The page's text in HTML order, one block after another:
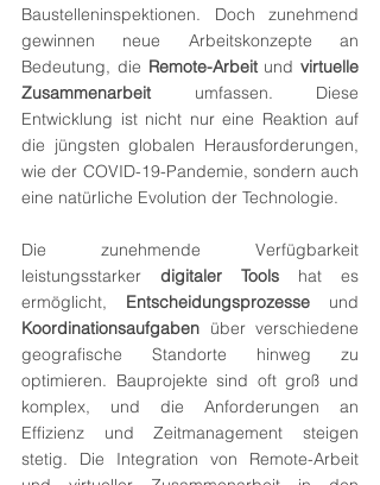
Baustelleninspektionen. Doch zunehmend
gewinnen neue Arbeitskonzepte an
Bedeutung, die Remote-Arbeit und virtuelle
Zusammenarbeit umfassen. Diese
Entwicklung ist nicht nur eine Reaktion auf
die jüngsten globalen Herausforderungen,
wie der COVID-19-Pandemie, sondern auch
eine natürliche Evolution der Technologie.
Die zunehmende Verfügbarkeit
leistungsstarker digitaler Tools hat es
ermöglicht, Entscheidungsprozesse
Koordinationsaufgaben über verschiedene
geografische Standorte hinweg zu
optimieren. Bauprojekte sind oft groß und
komplex, und die Anforderungen an
Effizienz und Zeitmanagement steigen
stetig. Die Integration von Remote-Arbeit